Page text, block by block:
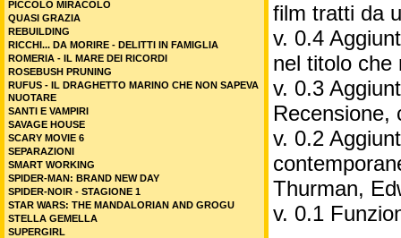
film tratti da
v. 0.4
nel titolo che
v. 0.3
Recensione,
v. 0.2
Thurman,
v. 0.1
PICCOLO MIRACOLO
QUASI GRAZIA
REBUILDING
RICCHI... DA MORIRE - DELITTI IN FAMIGLIA
ROMERIA - IL MARE DEI RICORDI
ROSEBUSH PRUNING
RUFUS - IL DRAGHETTO MARINO CHE NON SAPEVA
NUOTARE
SANTI E VAMPIRI
SAVAGE HOUSE
SCARY MOVIE 6
SEPARAZIONI
SMART WORKING
SPIDER-MAN: BRAND NEW DAY
SPIDER-NOIR - STAGIONE 1
STAR WARS: THE MANDALORIAN AND GROGU
STELLA GEMELLA
SUPERGIRL